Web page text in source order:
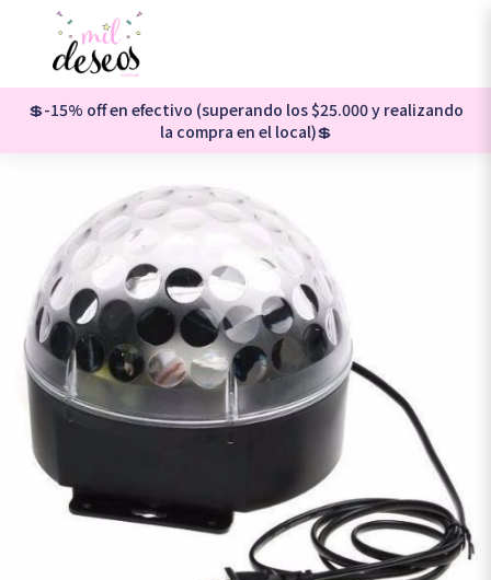
💲-15% off en efectivo (superando los $25.000 y realizando
la compra en el local)💲